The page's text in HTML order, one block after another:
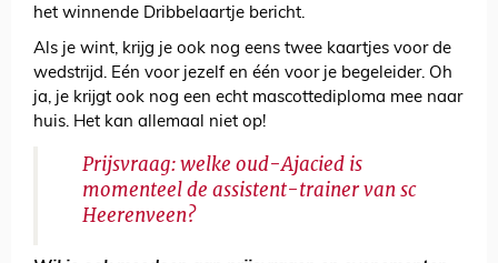
het winnende Dribbelaartje bericht.
Als je wint, krijg je ook nog eens twee kaartjes voor de
wedstrijd. Eén voor jezelf en één voor je begeleider. Oh
ja, je krijgt ook nog een echt mascottediploma mee naar
huis. Het kan allemaal niet op!
Prijsvraag: welke oud-Ajacied is
momenteel de assistent-trainer van sc
Heerenveen?